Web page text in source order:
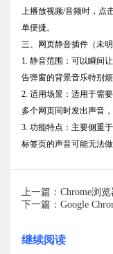
上播放视频/音频时，点
单便捷。
三、网页静音插件（未明
1. 静音范围：可以瞬间
告弹窗的背景音乐特别
2. 适用场景：适用于需
多个网页同时发出声音
3. 功能特点：主要侧重
标签页的声音可能无法做
上一篇：Chrome浏
下一篇：Google
继续阅读